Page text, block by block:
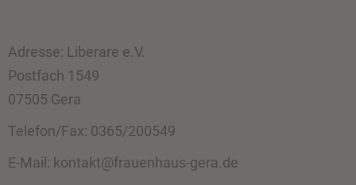
Adresse: Liberare e.V.
Postfach 1549
07505 Gera
Telefon/Fax: 0365/200549
E-Mail: kontakt@frauenhaus-gera.de